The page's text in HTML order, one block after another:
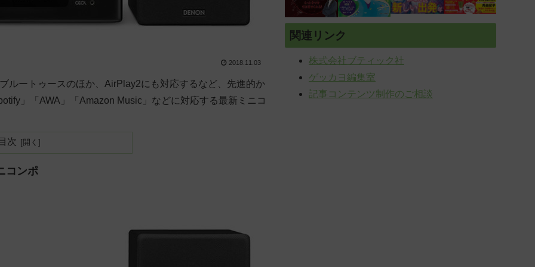
2018.11.03
ルートゥースのほか、AirPlay2にも対応するなど、先進的か
」「AWA」「Amazon Music」などに対応する最新ミニコ
次
コンポ
関連リンク
株式会社ブティック社
ゲッカヨ編集室
記事コンテンツ制作のご相談